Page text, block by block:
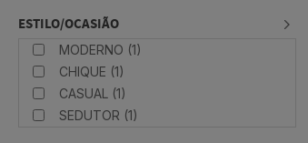
ESTILO/OCASIÃO
MODERNO (1)
CHIQUE (1)
CASUAL (1)
SEDUTOR (1)